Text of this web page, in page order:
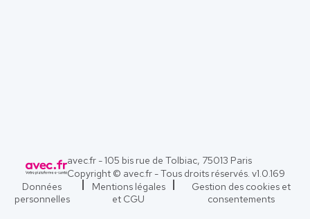
avec.fr - 105 bis rue de Tolbiac, 75013 Paris
Copyright © avec.fr - Tous droits réservés. v1.0.169
Données
personnelles
Mentions légales
et CGU
Gestion des cookies et
consentements